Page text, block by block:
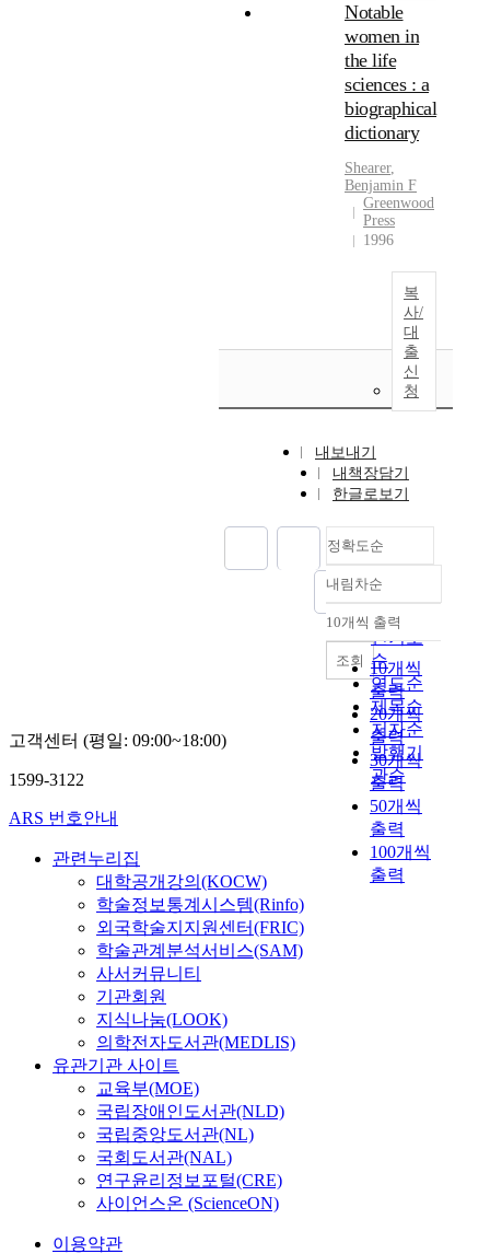
Notable
women in
the life
sciences : a
biographical
dictionary
Shearer,
Benjamin F
Greenwood
Press
1996
복
사/
대
출
신
청
내보내기
내책장담기
한글로보기
정확도순
정확도
순
인기도
순
연도순
제목순
저자순
발행기
관순
내림차순
내림차순
10개씩 출력
10개씩
출력
20개씩
출력
30개씩
출력
50개씩
출력
100개씩
출력
조회
고객센터 (평일: 09:00~18:00)
1599-3122
ARS 번호안내
관련누리집
대학공개강의(KOCW)
학술정보통계시스템(Rinfo)
외국학술지지원센터(FRIC)
학술관계분석서비스(SAM)
사서커뮤니티
기관회원
지식나눔(LOOK)
의학전자도서관(MEDLIS)
유관기관 사이트
교육부(MOE)
국립장애인도서관(NLD)
국립중앙도서관(NL)
국회도서관(NAL)
연구윤리정보포털(CRE)
사이언스온 (ScienceON)
이용약관